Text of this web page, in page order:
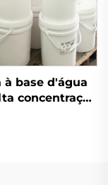
à base d'água
concentração